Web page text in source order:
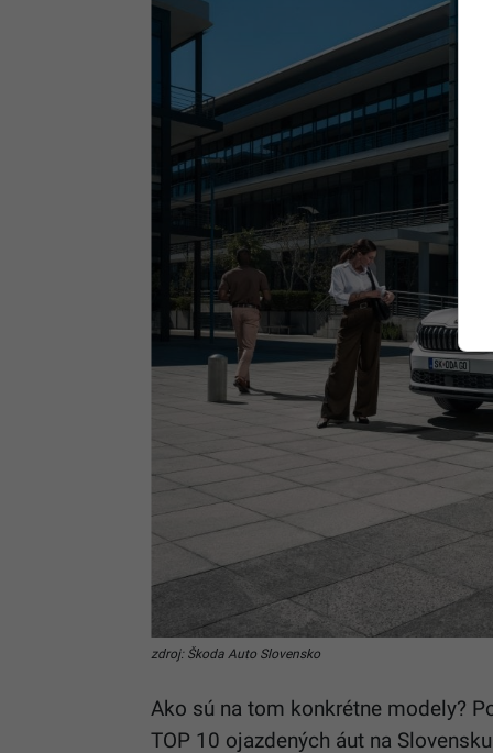
zdroj: Škoda Auto Slovensko
Ako sú na tom konkrétne modely?
TOP 10 ojazdených áut na